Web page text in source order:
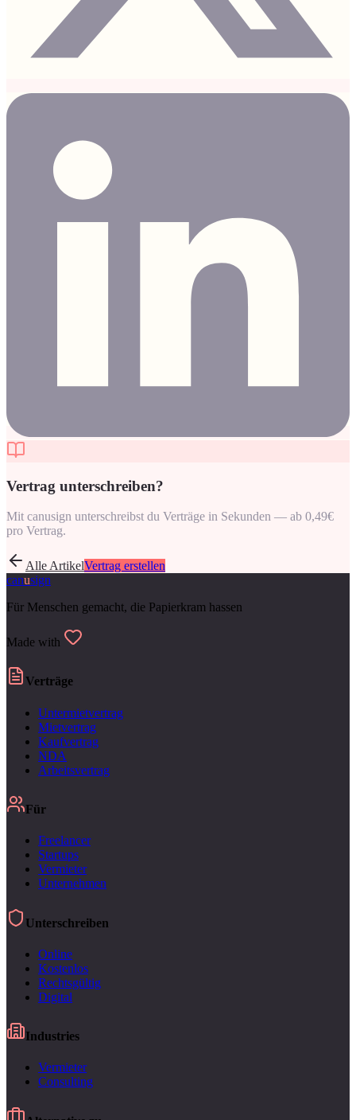
Vertrag unterschreiben?
Mit canusign unterschreibst du Verträge in Sekunden — ab 0,49€
pro Vertrag.
Alle ArtikelVertrag erstellen
canusign
Für Menschen gemacht, die Papierkram hassen
Made with
Verträge
Untermietvertrag
Mietvertrag
Kaufvertrag
NDA
Arbeitsvertrag
Für
Freelancer
Startups
Vermieter
Unternehmen
Unterschreiben
Online
Kostenlos
Rechtsgültig
Digital
Industries
Vermieter
Consulting